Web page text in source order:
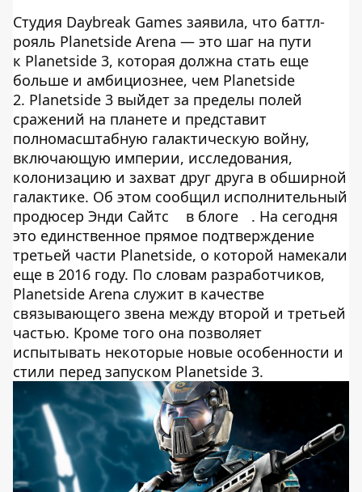
Студия Daybreak Games заявила, что баттл-
рояль Planetside Arena — это шаг на пути
к Planetside 3, которая должна стать еще
больше и амбициознее, чем Planetside
2. Planetside 3 выйдет за пределы полей
сражений на планете и представит
полномасштабную галактическую войну,
включающую империи, исследования,
колонизацию и захват друг друга в обширной
галактике. Об этом сообщил исполнительный
продюсер Энди Сайтс
в блоге
. На сегодня
это единственное прямое подтверждение
третьей части Planetside, о которой намекали
еще в 2016 году. По словам разработчиков,
Planetside Arena служит в качестве
связывающего звена между второй и третьей
частью. Кроме того она позволяет
испытывать некоторые новые особенности и
стили перед запуском Planetside 3.